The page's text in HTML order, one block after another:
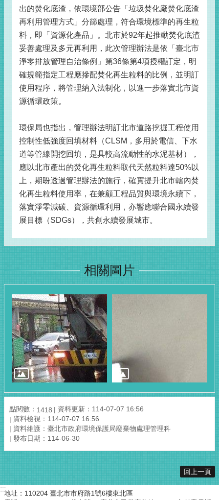
出的焚化底渣，依環境部公告「垃圾焚化廠焚化底渣
再利用管理方式」分篩處理，符合環境標準的再生粒
料，即「資源化產品」。北市於92年起推動焚化底渣
妥善處理及多元再利用，此次管理辦法是依「臺北市
淨零排放管理自治條例」第36條第4項授權訂定，明
確規範指定工程應摻配焚化再生粒料的比例，並明訂
使用程序，將管理納入法制化，以進一步落實北市資
源循環政策。
環保局也指出，管理辦法明訂北市道路挖掘工程使用
控制性低強度回填材料（CLSM，多用於電信、下水
道等管線開挖回填，是具較高流動性的水泥基材），
應以北市產出的焚化再生粒料取代天然粒料達50%以
上，期盼透過管理辦法的施行，確實提升北市轄內焚
化再生粒料使用率，在兼顧工程品質與環境永續下，
落實淨零減碳、資源循環利用，亦響應聯合國永續發
展目標（SDGs），共創永續發展城市。
相關圖片
點閱數： 1418
資料更新：114-07-07 16:56
資料檢視：114-07-07 16:56
資料維護：臺北市政府環境保護局廢棄物處理管理科
發布日期：114-06-30
回上一頁
:::地址：110204 臺北市市府路1號6樓東北區